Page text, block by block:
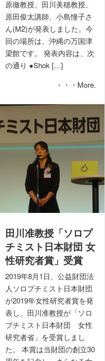
原徹教授、田川美穂教授、
原田俊太講師、小島憧子さ
ん(M2)が発表しました。今
回の場所は、沖縄の万国津
梁館です。 発表内容は、次
の通り ●Shok […]
・・・More.
田川准教授「ソロプ
チミスト日本財団 女
性研究者賞」受賞
2019年8月1日、公益財団法
人ソロプチミスト日本財団
が2019年女性研究者賞を発
表し、田川准教授が「ソロ
プチミスト日本財団 女性
研究者省」を受賞しまし
た。 本賞は当財団の創立30